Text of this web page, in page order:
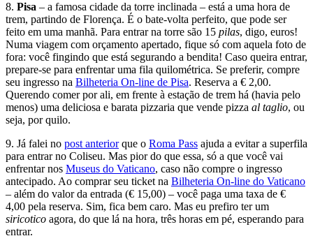
8. Pisa – a famosa cidade da torre inclinada – está a uma hora de
trem, partindo de Florença. É o bate-volta perfeito, que pode ser
feito em uma manhã. Para entrar na torre são 15 pilas, digo, euros!
Numa viagem com orçamento apertado, fique só com aquela foto de
fora: você fingindo que está segurando a bendita! Caso queira entrar,
prepare-se para enfrentar uma fila quilométrica. Se preferir, compre
seu ingresso na Bilheteria On-line de Pisa. Reserva a € 2,00.
Querendo comer por ali, em frente à estação de trem há (havia pelo
menos) uma deliciosa e barata pizzaria que vende pizza al taglio, ou
seja, por quilo.
9. Já falei no post anteriorque o Roma Pass ajuda a evitar a superfila
para entrar no Coliseu. Mas pior do que essa, só a que você vai
enfrentar nos Museus do Vaticano, caso não compre o ingresso
antecipado. Ao comprar seu ticket na Bilheteria On-line do Vaticano
– além do valor da entrada (€ 15,00) – você paga uma taxa de €
4,00 pela reserva. Sim, fica bem caro. Mas eu prefiro ter um
siricotico agora, do que lá na hora, três horas em pé, esperando para
entrar.